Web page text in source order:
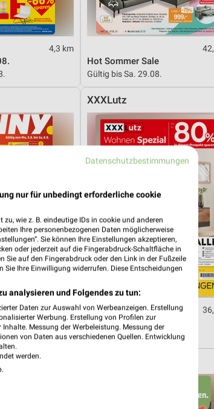
4,3 km
Hot Sommer Sale
Gültig bis Sa. 29.08.
13,3 km
XXXLutz
Wohnen Spezial
Gültig bis Fr. 14.08.
Datenschutzbestimmungen
nur für unbedingt erforderliche cookie
wie z. B. eindeutige IDs in cookie und anderen
Ihre personenbezogenen Daten möglicherweise
Sie können Ihre Einstellungen akzeptieren,
oder jederzeit auf die Fingerabdruck-Schaltfläche in
Sie auf den Fingerabdruck oder den Link in der Fußzeile
Sie Ihre Einwilligung widerrufen. Diese Entscheidungen
analysieren und Folgendes zu tun:
Daten zur Auswahl von Werbeanzeigen. Erstellung
Werbung. Erstellung von Profilen zur
Messung der Werbeleistung. Messung der
von Daten aus verschiedenen Quellen. Entwicklung
werden.